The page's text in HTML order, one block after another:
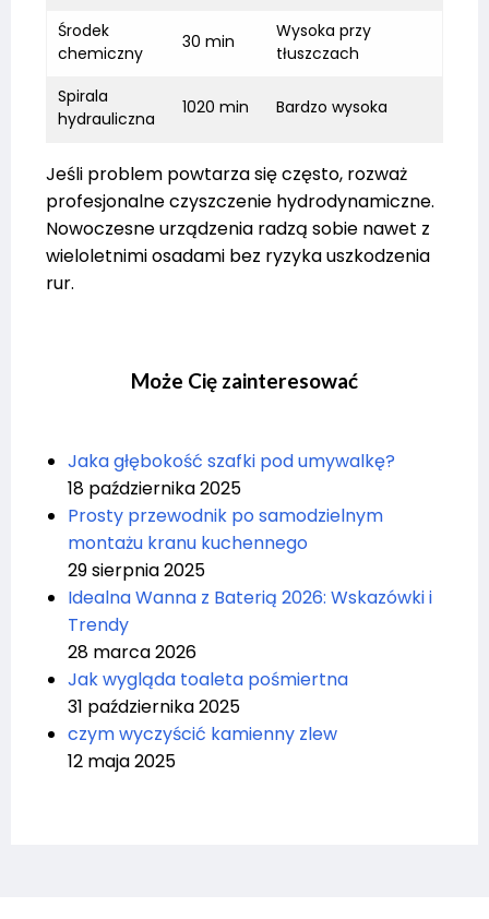
Środek
chemiczny
30 min
Wysoka przy
tłuszczach
Spirala
hydrauliczna
1020 min Bardzo wysoka
Jeśli problem powtarza się często, rozważ
profesjonalne czyszczenie hydrodynamiczne.
Nowoczesne urządzenia radzą sobie nawet z
wieloletnimi osadami bez ryzyka uszkodzenia
rur.
Może Cię zainteresować
Jaka głębokość szafki pod umywalkę?
18 października 2025
Prosty przewodnik po samodzielnym
montażu kranu kuchennego
29 sierpnia 2025
Idealna Wanna z Baterią 2026: Wskazówki i
Trendy
28 marca 2026
Jak wygląda toaleta pośmiertna
31 października 2025
czym wyczyścić kamienny zlew
12 maja 2025